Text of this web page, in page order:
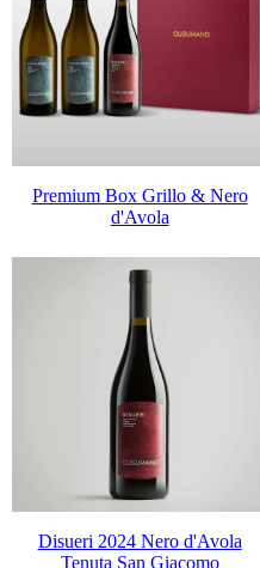
Premium Box Grillo & Nero
d'Avola
Disueri 2024 Nero d'Avola
Tenuta San Giacomo